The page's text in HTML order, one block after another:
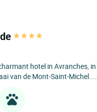
hotel in Avranches, in
van de Mont-Saint-Michel....